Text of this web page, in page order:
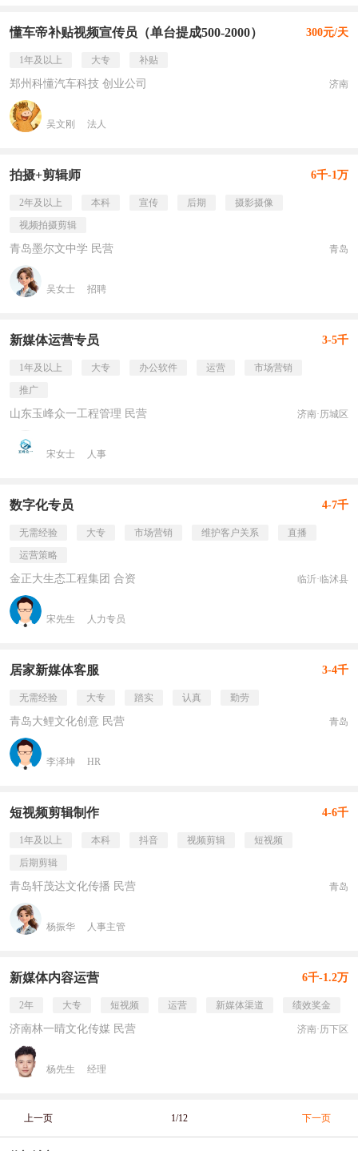
懂车帝补贴视频宣传员（单台提成500-2000） 300元/天
1年及以上 大专 补贴
郑州科懂汽车科技 创业公司 济南
吴文刚 法人
拍摄+剪辑师 6千-1万
2年及以上 本科 宣传 后期
摄影摄像
视频拍摄剪辑
青岛墨尔文中学 民营 青岛
吴女士 招聘
新媒体运营专员 3-5千
1年及以上 大专 办公软件 运营
市场营销
推广
山东玉峰众一工程管理 民营 济南·历城区
宋女士 人事
数字化专员 4-7千
无需经验 大专 市场营销 维护客户关系
直播
运营策略
金正大生态工程集团 合资 临沂·临沭县
宋先生 人力专员
居家新媒体客服 3-4千
无需经验 大专 踏实 认真 勤劳
青岛大鲤文化创意 民营 青岛
李泽坤 HR
短视频剪辑制作 4-6千
1年及以上 本科 抖音 视频剪辑
短视频
后期剪辑
青岛轩茂达文化传播 民营 青岛
杨振华 人事主管
新媒体内容运营 6千-1.2万
2年 大专 短视频 运营 新媒体渠道 绩效奖金
济南林一晴文化传媒 民营 济南·历下区
杨先生 经理
上一页 1/12 下一页